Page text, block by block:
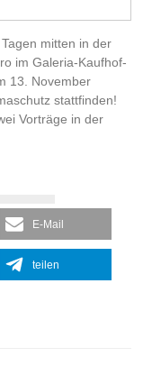
mitten in der
im Galeria-Kaufhof-
13. November
stattfinden!
Vorträge in der
E-Mail
teilen